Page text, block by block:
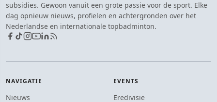
subsidies. Gewoon vanuit een grote passie voor de sport. Elke
dag opnieuw nieuws, profielen en achtergronden over het
Nederlandse en internationale topbadminton.
NAVIGATIE
Nieuws
EVENTS
Eredivisie